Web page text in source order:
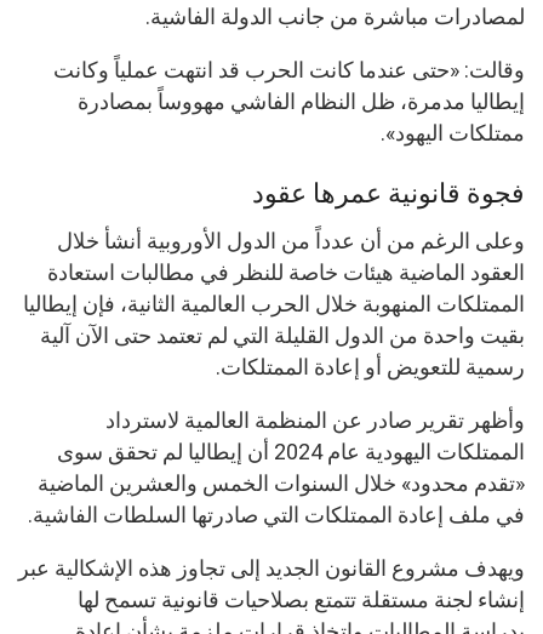
لمصادرات مباشرة من جانب الدولة الفاشية.
وقالت: «حتى عندما كانت الحرب قد انتهت عملياً وكانت
إيطاليا مدمرة، ظل النظام الفاشي مهووساً بمصادرة
ممتلكات اليهود».
فجوة قانونية عمرها عقود
وعلى الرغم من أن عدداً من الدول الأوروبية أنشأ خلال
العقود الماضية هيئات خاصة للنظر في مطالبات استعادة
الممتلكات المنهوبة خلال الحرب العالمية الثانية، فإن إيطاليا
بقيت واحدة من الدول القليلة التي لم تعتمد حتى الآن آلية
رسمية للتعويض أو إعادة الممتلكات.
وأظهر تقرير صادر عن المنظمة العالمية لاسترداد
الممتلكات اليهودية عام 2024 أن إيطاليا لم تحقق سوى
«تقدم محدود» خلال السنوات الخمس والعشرين الماضية
في ملف إعادة الممتلكات التي صادرتها السلطات الفاشية.
ويهدف مشروع القانون الجديد إلى تجاوز هذه الإشكالية عبر
إنشاء لجنة مستقلة تتمتع بصلاحيات قانونية تسمح لها